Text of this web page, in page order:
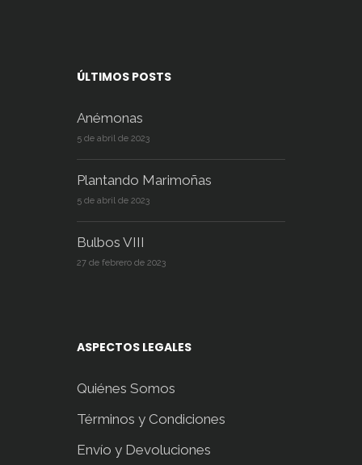
ÚLTIMOS POSTS
Anémonas
5 de abril de 2023
Plantando Marimoñas
5 de abril de 2023
Bulbos VIII
27 de febrero de 2023
ASPECTOS LEGALES
Quiénes Somos
Términos y Condiciones
Envío y Devoluciones